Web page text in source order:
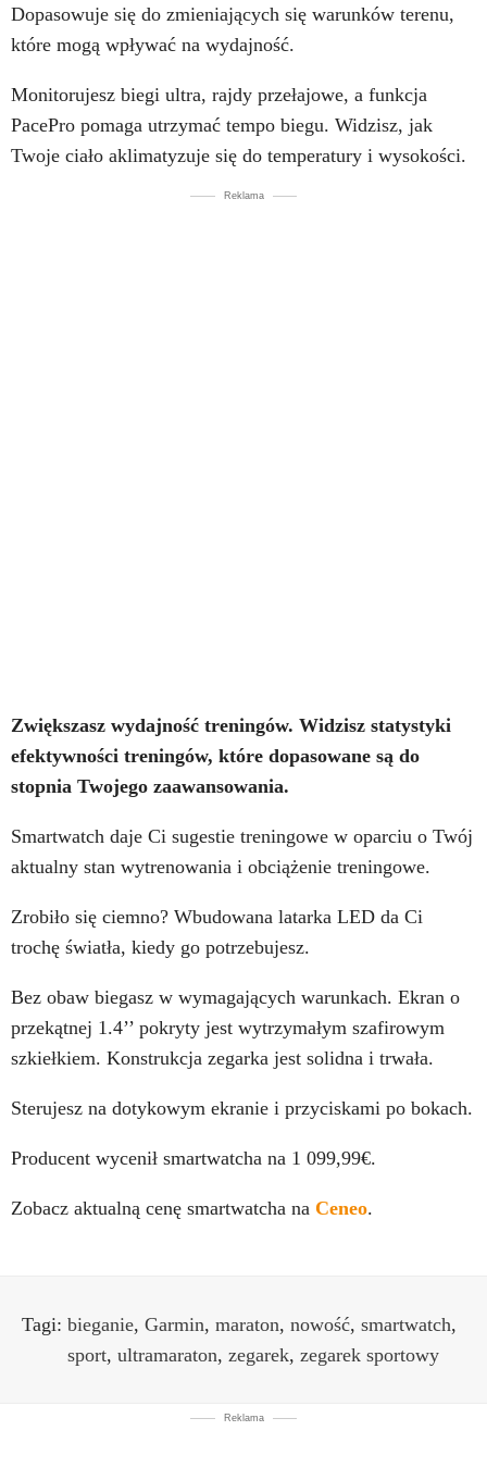
Dopasowuje się do zmieniających się warunków terenu,
które mogą wpływać na wydajność.
Monitorujesz biegi ultra, rajdy przełajowe, a funkcja
PacePro pomaga utrzymać tempo biegu. Widzisz, jak
Twoje ciało aklimatyzuje się do temperatury i wysokości.
Reklama
Zwiększasz wydajność treningów. Widzisz statystyki
efektywności treningów, które dopasowane są do
stopnia Twojego zaawansowania.
Smartwatch daje Ci sugestie treningowe w oparciu o Twój
aktualny stan wytrenowania i obciążenie treningowe.
Zrobiło się ciemno? Wbudowana latarka LED da Ci
trochę światła, kiedy go potrzebujesz.
Bez obaw biegasz w wymagających warunkach. Ekran o
przekątnej 1.4’’ pokryty jest wytrzymałym szafirowym
szkiełkiem. Konstrukcja zegarka jest solidna i trwała.
Sterujesz na dotykowym ekranie i przyciskami po bokach.
Producent wycenił smartwatcha na 1 099,99€.
Zobacz aktualną cenę smartwatcha na Ceneo.
Tagi: bieganie, Garmin, maraton, nowość, smartwatch,
sport, ultramaraton, zegarek, zegarek sportowy
Reklama